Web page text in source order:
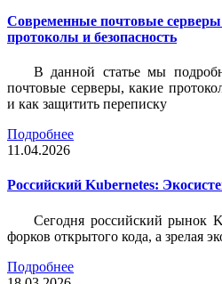
Современные почтовые
протоколы и безопасность
В данной статье мы
почтовые серверы, какие
и как защитить переписку
Подробнее
11.04.2026
Российский Kubernetes:
Сегодня российский рынок
форков открытого кода, а зрелая
Подробнее